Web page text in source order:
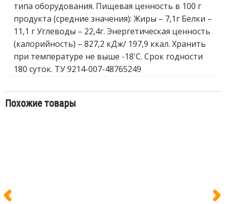
типа оборудования. Пищевая ценность в 100 г
продукта (средние значения): Жиры – 7,1г Белки –
11,1 г Углеводы – 22,4г. Энергетическая ценность
(калорийность) – 827,2 кДж/ 197,9 ккал. Хранить
при температуре не выше -18'C. Срок годности
180 суток. ТУ 9214-007-48765249
Похожие товары